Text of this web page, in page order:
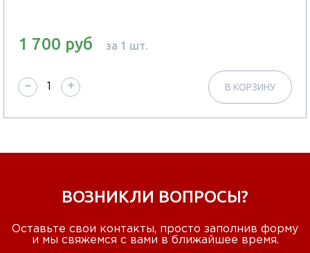
1 700 руб за 1 шт.
− + В КОРЗИНУ
ВОЗНИКЛИ ВОПРОСЫ?
Оставьте свои контакты, просто заполнив форму
и мы свяжемся с вами в ближайшее время.